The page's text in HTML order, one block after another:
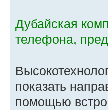
Дубайская
телефона,
показать
помощью